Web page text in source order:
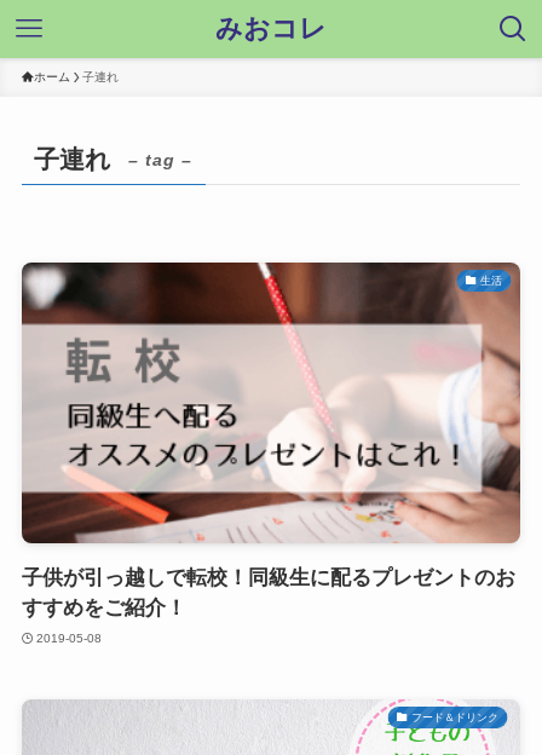
みおコレ
ホーム 子連れ
子連れ – tag –
生活
子供が引っ越しで転校！同級生に配るプレゼントのお
すすめをご紹介！
2019-05-08
フード＆ドリンク